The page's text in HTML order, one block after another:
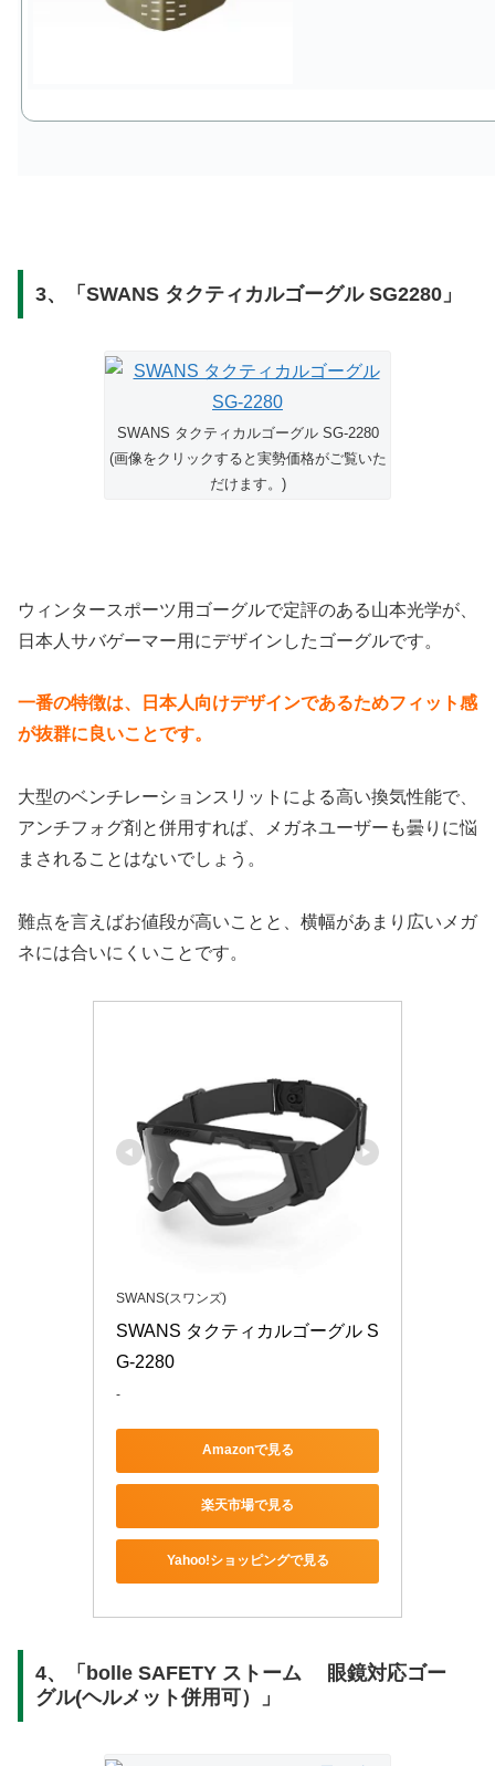
3、「SWANS タクティカルゴーグル SG2280」
SWANS タクティカルゴーグル SG-2280
(画像をクリックすると実勢価格がご覧いた
だけます。)
ウィンタースポーツ用ゴーグルで定評のある山本光学が、
日本人サバゲーマー用にデザインしたゴーグルです。
一番の特徴は、日本人向けデザインであるためフィット感
が抜群に良いことです。
大型のベンチレーションスリットによる高い換気性能で、
アンチフォグ剤と併用すれば、メガネユーザーも曇りに悩
まされることはないでしょう。
難点を言えばお値段が高いことと、横幅があまり広いメガ
ネには合いにくいことです。
SWANS(スワンズ)
SWANS タクティカルゴーグル S
G-2280
-
Amazonで見る
楽天市場で見る
Yahoo!ショッピングで見る
4、「bolle SAFETY ストーム 眼鏡対応ゴー
グル(ヘルメット併用可）」